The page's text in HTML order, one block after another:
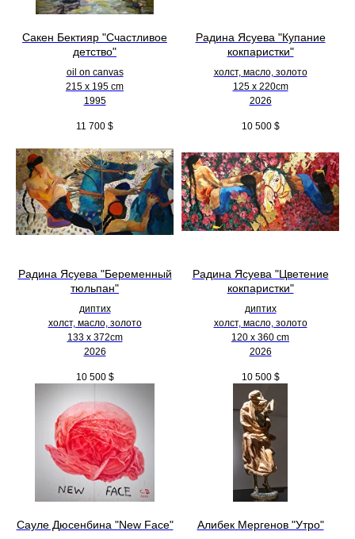
Сакен Бектияр "Счастливое
детство"
oil on canvas
215 x 195 cm
1995
11 700 $
Радина Ясуева "Купание
кокпаристки"
холст, масло, золото
125 х 220cm
2026
10 500 $
Радина Ясуева "Беременный
тюльпан"
диптих
холст, масло, золото
133 х 372cm
2026
10 500 $
Радина Ясуева "Цветение
кокпаристки"
диптих
холст, масло, золото
120 х 360 cm
2026
10 500 $
Сауле Дюсенбина "New Face" Алибек Мергенов "Утро"